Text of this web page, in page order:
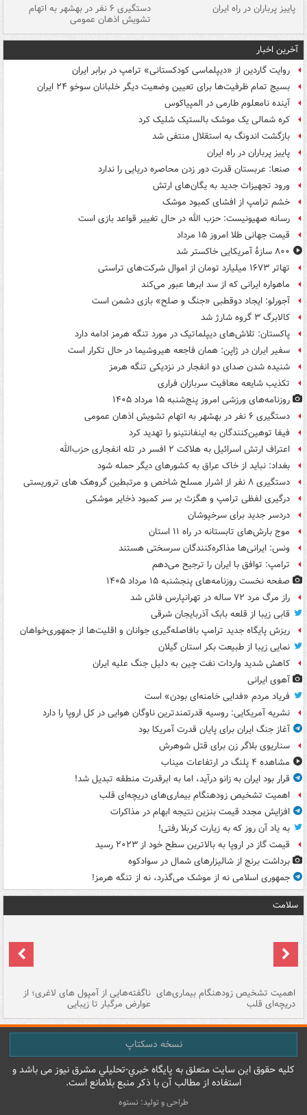
پاییز پرباران در راه ایران دستگیری ۶ نفر در بهشهر به اتهام
تشویش اذهان عمومی
آخرین اخبار
روایت گاردین از «دیپلماسی کودکستانی» ترامپ در برابر ایران
بسیج تمام ظرفیت‌ها برای تعیین وضعیت دیگر خلبانان سوخو ۲۴ ایران
آینده نامعلوم طارمی در المپیاکوس
کره شمالی یک موشک بالستیک شلیک کرد
بازگشت اندونگ به استقلال منتفی شد
پاییز پرباران در راه ایران
صنعا: عربستان قدرت دور زدن محاصره دریایی را ندارد
ورود تجهیزات جدید به یگان‌های ارتش
خشم ترامپ از افشای کمبود موشک
رسانه صهیونیست: حزب الله در حال تغییر قواعد بازی است
قیمت جهانی طلا امروز ۱۵ مرداد
۸۰۰ سازۀ آمریکایی خاکستر شد
تهاتر ۱۶۷۳ میلیارد تومان از اموال شرکت‌های تراستی
ماهواره ایرانی که از سد ابرها عبور می‌کند
آجورلو: ایجاد دوقطبی «جنگ و صلح‌» بازی دشمن است
کالابرگ ۳ گروه شارژ شد
پاکستان: تلاش‌های دیپلماتیک در مورد تنگه هرمز ادامه دارد
سفیر ایران در ژاپن: همان فاجعه هیروشیما در حال تکرار است
شنیده شدن صدای دو انفجار در نزدیکی تنگه هرمز
تکذیب شایعه معافیت سربازان فراری
روزنامه‌های ورزشی امروز پنج‌شنبه ۱۵ مرداد ۱۴۰۵
دستگیری ۶ نفر در بهشهر به اتهام تشویش اذهان عمومی
فیفا توهین‌کنندگان به اینفانتینو را تهدید کرد
اعتراف ارتش اسرائیل به هلاکت ۲ افسر در تله انفجاری حزب‌الله
بغداد: نباید از خاک عراق به کشورهای دیگر حمله شود
دستگیری ۸ نفر از اشرار مسلح شاخص و مرتبطین گروهک های تروریستی
درگیری لفظی ترامپ و هگزث بر سر کمبود ذخایر موشکی
دردسر جدید برای سرخپوشان
موج بارش‌های تابستانه در راه ۱۱ استان
ونس: ایرانی‌ها مذاکره‌کنندگان سرسختی هستند
ترامپ: توافق با ایران را ترجیح می‌دهم
صفحه نخست روزنامه‌های پنجشنبه ۱۵ مرداد ۱۴۰۵
راز مرگ مرد ۷۲ ساله در تهرانپارس فاش شد
قابی زیبا از قلعه بابک آذربایجان شرقی
ریزش پایگاه جدید ترامپ بافاصله‌گیری جوانان و اقلیت‌ها از جمهوری‌خواهان
نمایی زیبا از طبیعت بکر استان گیلان
کاهش شدید واردات نفت چین به دلیل جنگ علیه ایران
آهوی ایرانی
فریاد مردم «فدایی خامنه‌ای بودن» است
نشریه آمریکایی: روسیه قدرتمندترین ناوگان هوایی در کل اروپا را دارد
آغاز جنگ ایران برای پایان قدرت آمریکا بود
سناریوی بلاگر زن برای قتل شوهرش
مشاهده ۴ پلنگ در ارتفاعات میناب
قرار بود ایران به زانو درآید، اما به ابرقدرت منطقه تبدیل شد!
اهمیت تشخیص زودهنگام بیماری‌های دریچه‌ای قلب
افزایش مجدد قیمت بنزین نتیجه ابهام در مذاکرات
به یاد آن روز که به زیارت کربلا رفتی!
قیمت گاز در اروپا به بالاترین سطح خود از ۲۰۲۳ رسید
برداشت برنج از شالیزارهای شمال در سوادکوه
جمهوری اسلامی نه از موشک می‌گذرد، نه از تنگه هرمز!
سلامت
اهمیت تشخیص زودهنگام بیماری‌های
دریچه‌ای قلب
ناگفته‌هایی از آمپول های لاغری؛ از
عوارض مرگبار تا زیبایی
نسخه دسکتاپ
کليه حقوق اين سايت متعلق به پایگاه خبري-تحليلي مشرق نيوز می باشد و
استفاده از مطالب آن با ذکر منبع بلامانع است.
طراحی و تولید: نستوه